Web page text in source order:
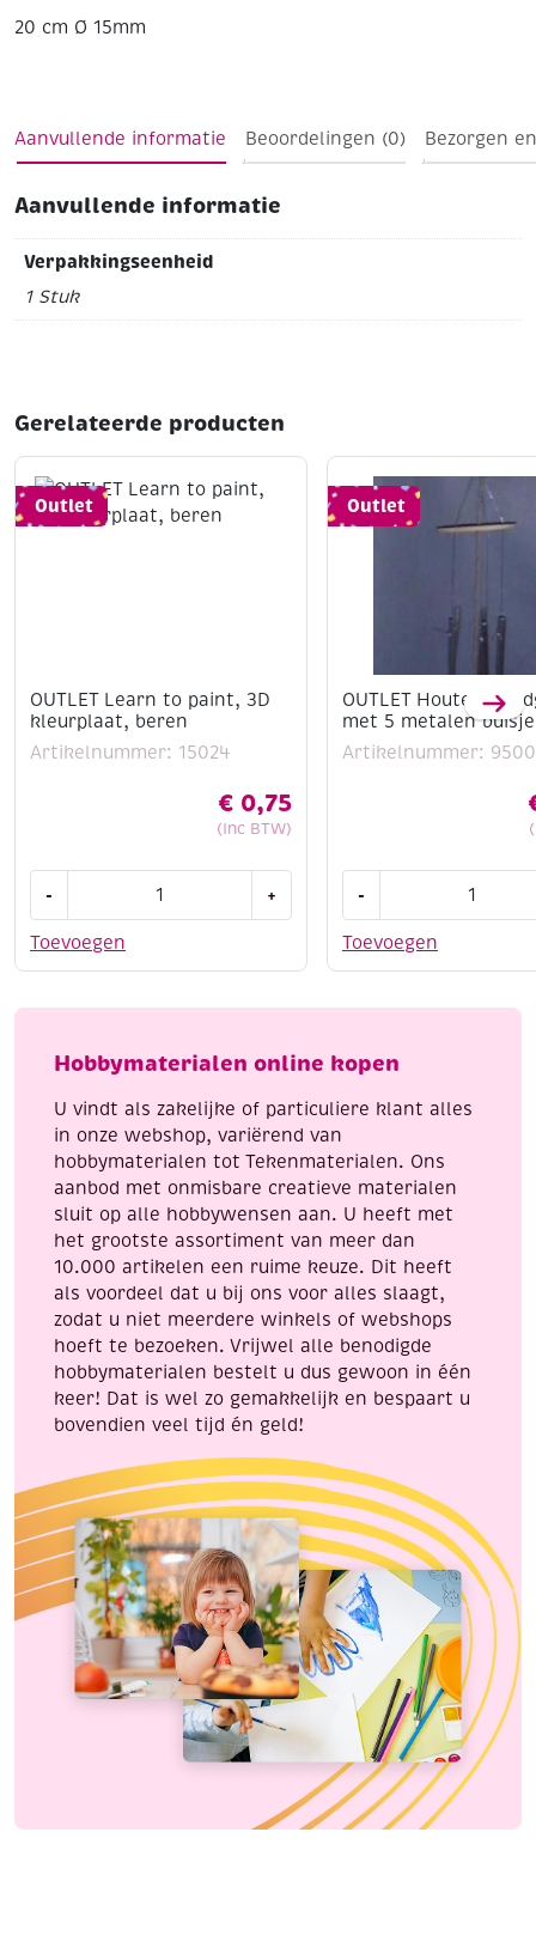
20 cm Ø 15mm
Aanvullende informatie Beoordelingen (0) Bezorgen
Aanvullende informatie
Verpakkingseenheid
1 Stuk
Gerelateerde producten
Outlet
OUTLET Learn to paint, 3D
kleurplaat, beren
Artikelnummer: 15024
€ 0,75
(Inc BTW)
Toevoegen
-
to
kleurplaat,
aantal
+
Outlet
OUTLET Houten
met 5 metalen
Artikelnummer:
Toevoegen
-
windgong
metalen
55
aantal
Hobbymaterialen online kopen
U vindt als zakelijke of particuliere klant alles
in onze webshop, variërend van
hobbymaterialen tot Tekenmaterialen. Ons
aanbod met onmisbare creatieve materialen
sluit op alle hobbywensen aan. U heeft met
het grootste assortiment van meer dan
10.000 artikelen een ruime keuze. Dit heeft
als voordeel dat u bij ons voor alles slaagt,
zodat u niet meerdere winkels of webshops
hoeft te bezoeken. Vrijwel alle benodigde
hobbymaterialen bestelt u dus gewoon in één
keer! Dat is wel zo gemakkelijk en bespaart u
bovendien veel tijd én geld!